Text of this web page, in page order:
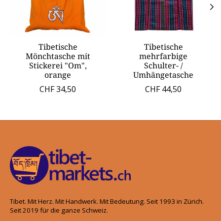
Tibetische
Mönchtasche mit
Stickerei "Om",
orange
CHF 34,50
Tibetische
mehrfarbige
Schulter- /
Umhängetasche
CHF 44,50
Tibet. Mit Herz. Mit Handwerk. Mit Bedeutung. Seit 1993 in Zürich.
Seit 2019 für die ganze Schweiz.